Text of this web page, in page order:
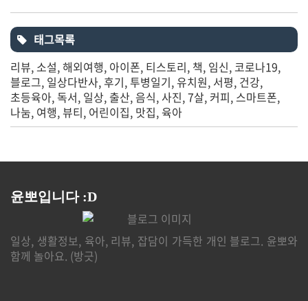
태그목록
리뷰 소설 해외여행 아이폰 티스토리 책 임신 코로나19
블로그 일상다반사 후기 투병일기 유치원 서평 건강
초등육아 독서 일상 출산 음식 사진 7살 커피 스마트폰
나눔 여행 뷰티 어린이집 맛집 육아
윤뽀입니다 :D
일상, 생활정보, 육아, 리뷰, 잡담이 가득한 개인 블로그. 윤뽀와
함께 놀아요. (방긋)